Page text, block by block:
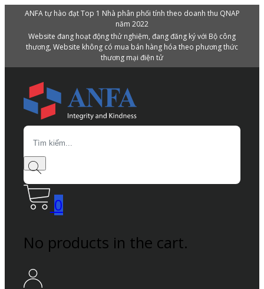
ANFA tự hào đạt Top 1 Nhà phân phối tính theo doanh thu QNAP
năm 2022
Website đang hoạt động thử nghiệm, đang đăng ký với Bộ công
thương, Website không có mua bán hàng hóa theo phương thức
thương mại điện tử
Search
0
No products in the cart.